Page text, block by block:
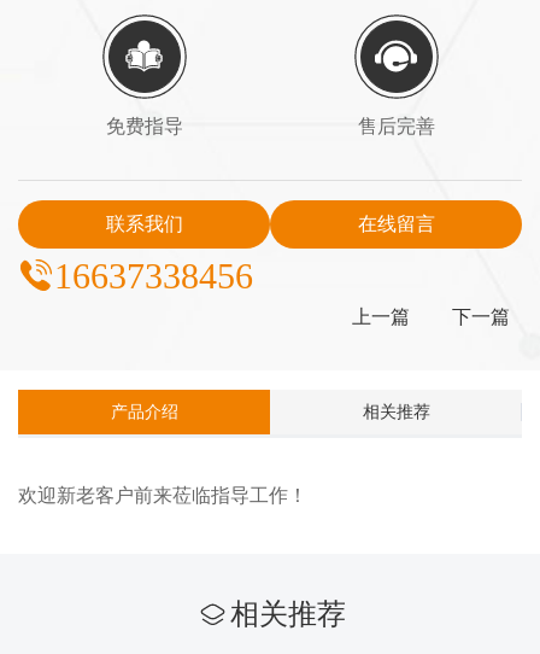
免费指导 售后完善
联系我们 在线留言
16637338456
上一篇 下一篇
产品介绍 相关推荐
欢迎新老客户前来莅临指导工作！
相关推荐